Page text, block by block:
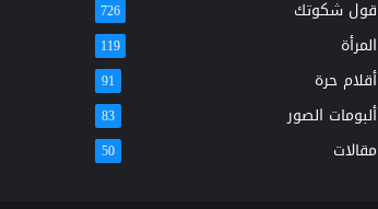
قول شكوتك 726
المرأة 119
أقلام حرة 91
ألبومات الصور 83
مقالات 50